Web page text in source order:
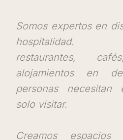
Somos expertos en
hospitalidad.
restaurantes,
alojamientos en
personas necesitan
solo visitar.
Creamos